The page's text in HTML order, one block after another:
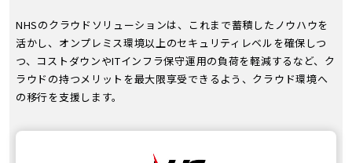
NHSのクラウドソリューションは、これまで蓄積したノウハウを
活かし、オンプレミス環境以上のセキュリティレベルを確保しつ
つ、コストダウンやITインフラ保守運用の負荷を軽減するなど、ク
ラウドの持つメリットを最大限享受できるよう、クラウド環境へ
の移行を支援します。